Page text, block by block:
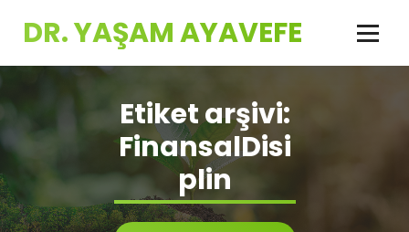
DR. YAŞAM AYAVEFE
Etiket arşivi:
FinansalDisi
plin